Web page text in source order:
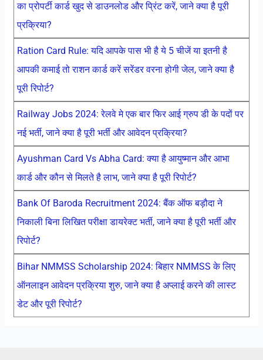
का प्रोपर्टी कार्ड खुद से डाउनलोड और प्रिंट करें, जाने क्या है पूरी
प्रक्रिया?
Ration Card Rule: यदि आपके पास भी है ये 5 चीजें या इतनी है
आपकी कमाई तो राशन कार्ड करें सरेंडर वरना होगी जेल, जाने क्या है
पूरी रिपोर्ट?
Railway Jobs 2024: रेलवे मे एक बार फिर आई ग्रुप डी के पदों पर
नई भर्ती, जाने क्या है पूरी भर्ती और आवेदन प्रक्रिया?
Ayushman Card Vs Abha Card: क्या है आयुष्मान और आभा
कार्ड और कौन से मिलते है लाभ, जाने क्या है पूरी रिपोर्ट?
Bank Of Baroda Recruitment 2024: बैंक ऑफ बड़ौदा ने
निकाली बिना लिखित परीक्षा डायरेक्ट भर्ती, जाने क्या है पूरी भर्ती और
रिपोर्ट?
Bihar NMMSS Scholarship 2024: बिहार NMMSS के लिए
ऑनलाइन आवेदन प्रक्रिया शुरु, जाने क्या है अप्लाई करने की लास्ट
डेट और पूरी रिपोर्ट?